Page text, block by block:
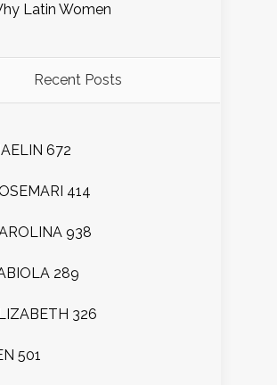
Latin Women
Recent Posts
672
414
938
289
326
501